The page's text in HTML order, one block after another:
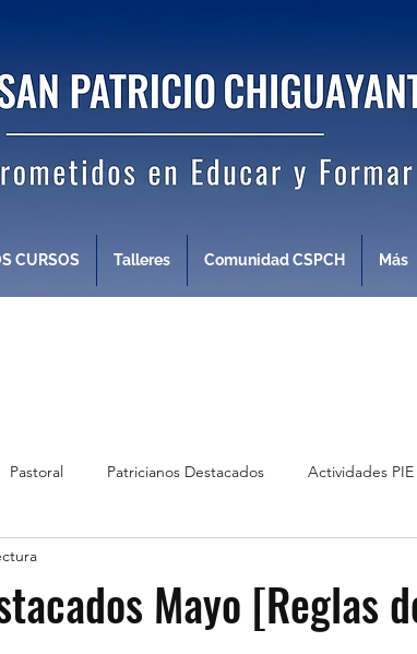
CURSOS Talleres Comunidad CSPCH Más
Pastoral Patricianos Destacados Actividades PIE
Mayo [Reglas